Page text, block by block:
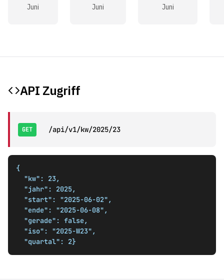
Juni Juni Juni
API Zugriff
GET /api/v1/kw/2025/23
{
  "quartal": 2}